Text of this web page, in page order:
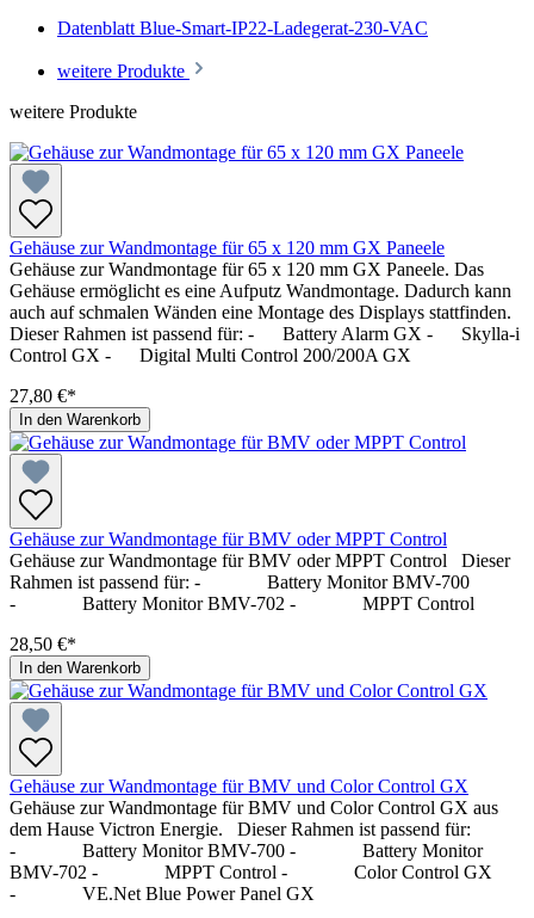
Datenblatt Blue-Smart-IP22-Ladegerat-230-VAC
weitere Produkte
weitere Produkte
Gehäuse zur Wandmontage für 65 x 120 mm GX Paneele
Gehäuse zur Wandmontage für 65 x 120 mm GX Paneele. Das
Gehäuse ermöglicht es eine Aufputz Wandmontage. Dadurch kann
auch auf schmalen Wänden eine Montage des Displays stattfinden.
Dieser Rahmen ist passend für: - Battery Alarm GX - Skylla-i
Control GX - Digital Multi Control 200/200A GX
27,80 €*
In den Warenkorb
Gehäuse zur Wandmontage für BMV oder MPPT Control
Gehäuse zur Wandmontage für BMV oder MPPT Control Dieser
Rahmen ist passend für: - Battery Monitor BMV-700
- Battery Monitor BMV-702 - MPPT Control
28,50 €*
In den Warenkorb
Gehäuse zur Wandmontage für BMV und Color Control GX
Gehäuse zur Wandmontage für BMV und Color Control GX aus
dem Hause Victron Energie. Dieser Rahmen ist passend für:
- Battery Monitor BMV-700 - Battery Monitor
BMV-702 - MPPT Control - Color Control GX
- VE.Net Blue Power Panel GX